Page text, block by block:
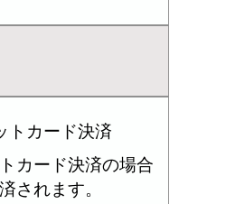
トカード決済
カード決済の場合
されます。